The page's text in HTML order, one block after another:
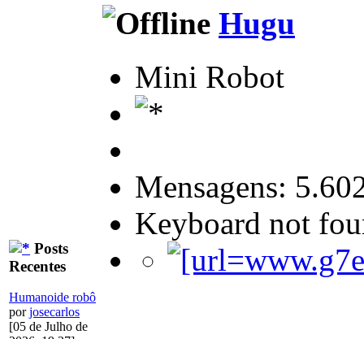
Posts
Recentes
Humanoide robô
porjosecarlos
[05 de Julho de
Hugu
Mini Robot
Mensagens:
Keyboard not